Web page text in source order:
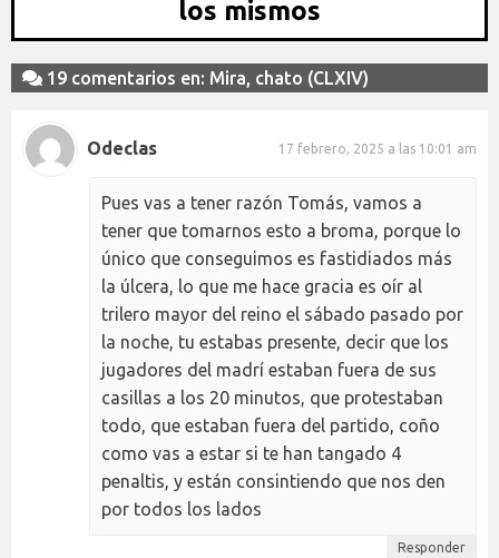
los mismos
19 comentarios en: Mira, chato (CLXIV)
Odeclas 17 febrero, 2025 a las 10:01 am
Pues vas a tener razón Tomás, vamos a
tener que tomarnos esto a broma, porque lo
único que conseguimos es fastidiados más
la úlcera, lo que me hace gracia es oír al
trilero mayor del reino el sábado pasado por
la noche, tu estabas presente, decir que los
jugadores del madrí estaban fuera de sus
casillas a los 20 minutos, que protestaban
todo, que estaban fuera del partido, coño
como vas a estar si te han tangado 4
penaltis, y están consintiendo que nos den
por todos los lados
Responder